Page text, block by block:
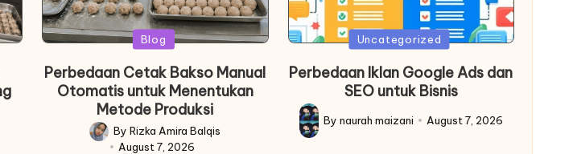
Posted
Blog
Perbedaan Cetak Bakso Manual
Otomatis untuk Menentukan
Metode Produksi
Posted
ByRizka Amira Balqis
August 7, 2026
Posted
Uncategorized
Perbedaan Iklan Google Ads dan
SEO untuk Bisnis
Posted
by
By naurah maizani August 7, 2026